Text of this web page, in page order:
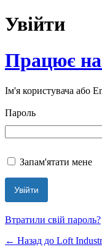
Увійти
Працює
Ім'я користувача або
Пароль
Запам'ятати мене
Втратили свій пароль?
← Назад до Loft